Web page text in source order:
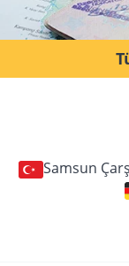
Samsun